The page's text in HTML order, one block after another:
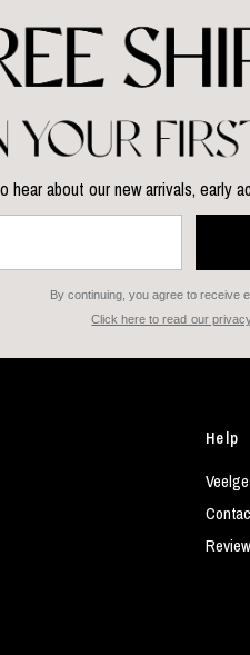
hear about our new arrivals, early
By continuing, you agree to receive
Click here to read our
Help